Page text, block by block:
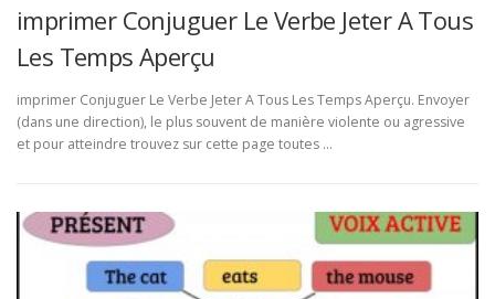
imprimer Conjuguer Le Verbe Jeter A Tous
Les Temps Aperçu
imprimer Conjuguer Le Verbe Jeter A Tous Les Temps Aperçu. Envoyer
(dans une direction), le plus souvent de manière violente ou agressive
et pour atteindre trouvez sur cette page toutes …